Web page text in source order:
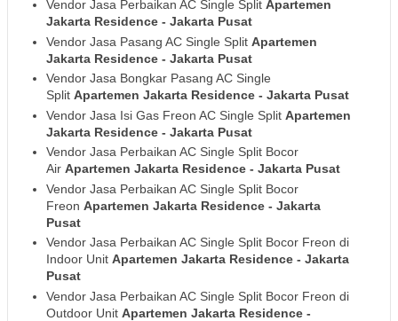
Vendor Jasa Perbaikan AC Single Split Apartemen
Jakarta Residence - Jakarta Pusat
Vendor Jasa Pasang AC Single Split Apartemen
Jakarta Residence - Jakarta Pusat
Vendor Jasa Bongkar Pasang AC Single
Split Apartemen Jakarta Residence - Jakarta Pusat
Vendor Jasa Isi Gas Freon AC Single Split Apartemen
Jakarta Residence - Jakarta Pusat
Vendor Jasa Perbaikan AC Single Split Bocor
Air Apartemen Jakarta Residence - Jakarta Pusat
Vendor Jasa Perbaikan AC Single Split Bocor
Freon Apartemen Jakarta Residence - Jakarta
Pusat
Vendor Jasa Perbaikan AC Single Split Bocor Freon di
Indoor Unit Apartemen Jakarta Residence - Jakarta
Pusat
Vendor Jasa Perbaikan AC Single Split Bocor Freon di
Outdoor Unit Apartemen Jakarta Residence -